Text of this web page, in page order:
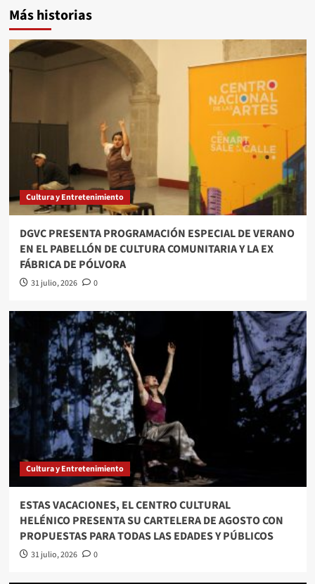
Más historias
Cultura y Entretenimiento
DGVC PRESENTA PROGRAMACIÓN ESPECIAL DE VERANO
EN EL PABELLÓN DE CULTURA COMUNITARIA Y LA EX
FÁBRICA DE PÓLVORA
31 julio, 2026 0
Cultura y Entretenimiento
ESTAS VACACIONES, EL CENTRO CULTURAL
HELÉNICO PRESENTA SU CARTELERA DE AGOSTO CON
PROPUESTAS PARA TODAS LAS EDADES Y PÚBLICOS
31 julio, 2026 0